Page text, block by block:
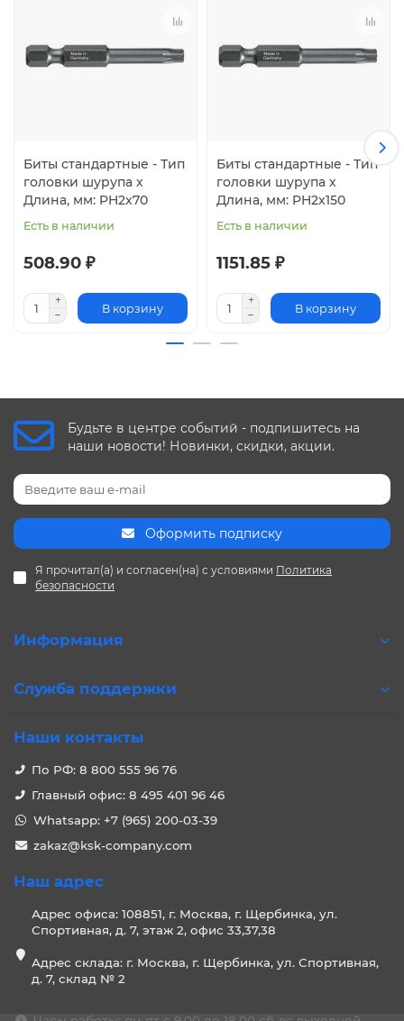
Биты стандартные - Тип
головки шурупа х
Длина, мм: PH2x70
Есть в наличии
508.90 ₽
В корзину
Биты стандартные - Тип
головки шурупа х
Длина, мм: PH2x150
Есть в наличии
1151.85 ₽
В корзину
Будьте в центре событий - подпишитесь на
наши новости! Новинки, скидки, акции.
Оформить подписку
Я прочитал(а) и согласен(на) с условиями Политика
безопасности
Информация
Служба поддержки
Наши контакты
По РФ: 8 800 555 96 76
Главный офис: 8 495 401 96 46
Whatsapp: +7 (965) 200-03-39
zakaz@ksk-company.com
Наш адрес
Адрес офиса: 108851, г. Москва, г. Щербинка, ул.
Спортивная, д. 7, этаж 2, офис 33,37,38
Адрес склада: г. Москва, г. Щербинка, ул. Спортивная,
д. 7, склад № 2